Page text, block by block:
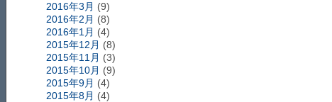
2016年3月 (9)
2016年2月 (8)
2016年1月 (4)
2015年12月 (8)
2015年11月 (3)
2015年10月 (9)
2015年9月 (4)
2015年8月 (4)